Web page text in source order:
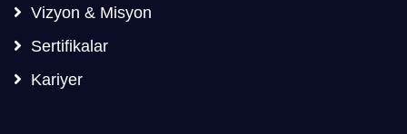
Vizyon & Misyon
Sertifikalar
Kariyer